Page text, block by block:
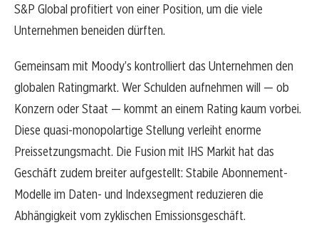
S&P Global profitiert von einer Position, um die viele
Unternehmen beneiden dürften.
Gemeinsam mit Moody’s kontrolliert das Unternehmen den
globalen Ratingmarkt. Wer Schulden aufnehmen will — ob
Konzern oder Staat — kommt an einem Rating kaum vorbei.
Diese quasi-monopolartige Stellung verleiht enorme
Preissetzungsmacht. Die Fusion mit IHS Markit hat das
Geschäft zudem breiter aufgestellt: Stabile Abonnement-
Modelle im Daten- und Indexsegment reduzieren die
Abhängigkeit vom zyklischen Emissionsgeschäft.